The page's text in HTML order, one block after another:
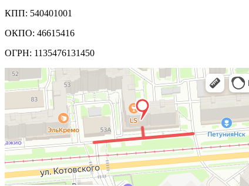
КПП: 540401001
ОКПО: 46615416
ОГРН: 1135476131450